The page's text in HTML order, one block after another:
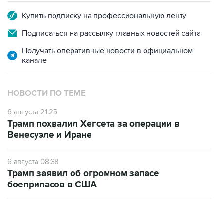
Купить подписку на профессиональную ленту
Подписаться на рассылку главных новостей сайта
Получать оперативные новости в официальном
канале
НОВОСТИ ПО ТЕМЕ
6 августа 21:25
Трамп похвалил Хегсета за операции в
Венесуэле и Иране
6 августа 08:38
Трамп заявил об огромном запасе
боеприпасов в США